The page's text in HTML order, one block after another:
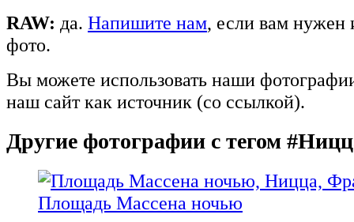
RAW: да. Напишите нам, если вам нужен
фото.
Вы можете использовать наши
наш сайт как источник (со ссылкой).
Другие фотографии с тегом
Площадь Массена ночью